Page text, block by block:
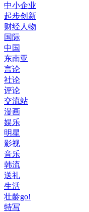
中小企业
起步创新
财经人物
国际
中国
东南亚
言论
社论
评论
交流站
漫画
娱乐
明星
影视
音乐
韩流
送礼
生活
壮龄go!
特写